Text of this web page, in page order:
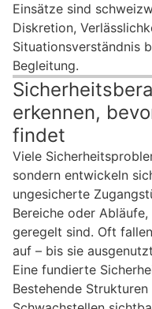
Einsätze sind
Diskretion,
Situationsverständnis
Begleitung.
erkennen,
findet
Viele
sondern entwickeln
ungesicherte
Bereiche oder
geregelt sind. Oft
auf – bis sie
Eine fundierte
Bestehende